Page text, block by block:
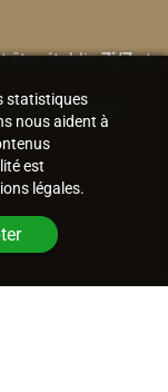
être établis7j/7et
la nature de
statistiques
nous aident à
est
légales.